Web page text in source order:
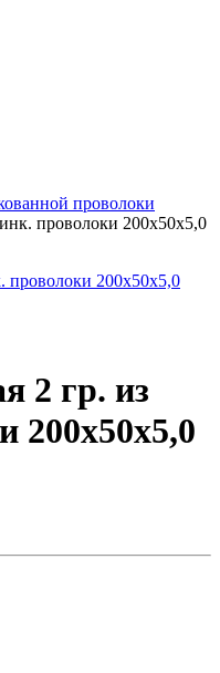
проволоки
проволоки 200х50х5,0
2 гр. из
200х50х5,0